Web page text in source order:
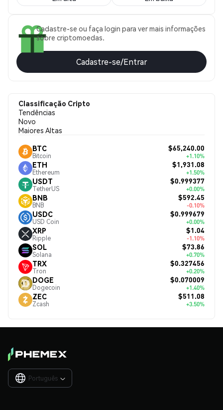
Cadastre-se ou faça login para ver mais informações
sobre criptomoedas.
Cadastre-se/Entrar
Classificação Cripto
Tendências
Novo
Maiores Altas
BTC
Bitcoin
$65,240.00
+1.10%
ETH
Ethereum
$1,931.08
+1.50%
USDT
TetherUS
$0.999377
+0.00%
BNB
BNB
$592.45
-0.10%
USDC
USD Coin
$0.999679
+0.00%
XRP
Ripple
$1.04
-1.10%
SOL
Solana
$73.86
+0.70%
TRX
Tron
$0.327456
+0.20%
DOGE
Dogecoin
$0.070009
+1.40%
ZEC
Zcash
$511.08
+3.50%
Português 